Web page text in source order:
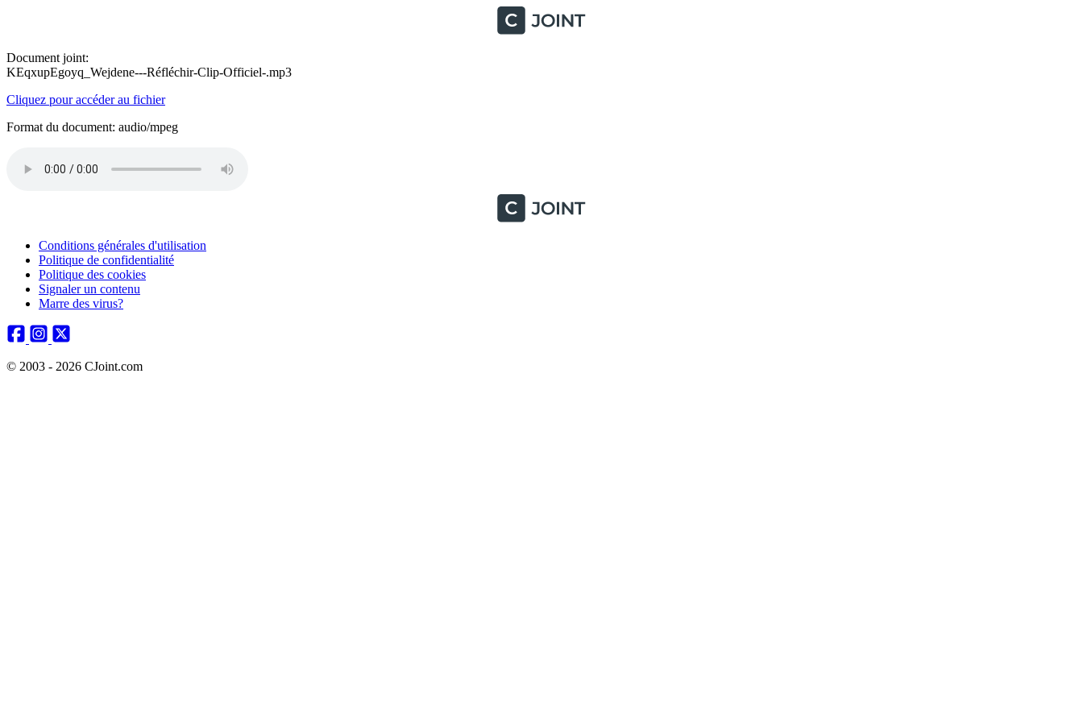
Document joint:
KEqxupEgoyq_Wejdene---Réfléchir-Clip-Officiel-.mp3
Cliquez pour accéder au fichier
Format du document: audio/mpeg
Conditions générales d'utilisation
Politique de confidentialité
Politique des cookies
Signaler un contenu
Marre des virus?
© 2003 - 2026 CJoint.com